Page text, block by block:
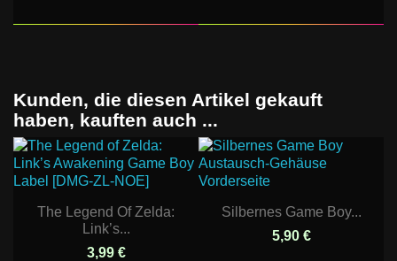
Kunden, die diesen Artikel gekauft
haben, kauften auch ...
The Legend Of Zelda:
Link’s...
3,99 €
Silbernes Game Boy...
5,90 €